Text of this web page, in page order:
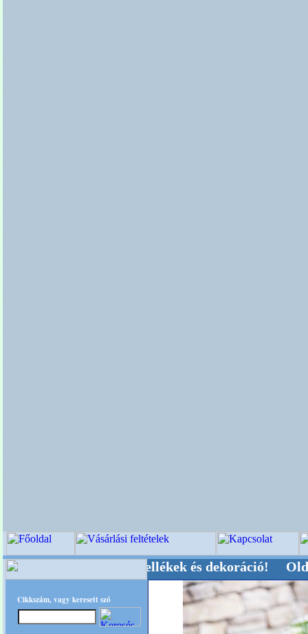
Cikkszám, vagy keresett szó
, Kegyeleti-kellékek és dekoráció!